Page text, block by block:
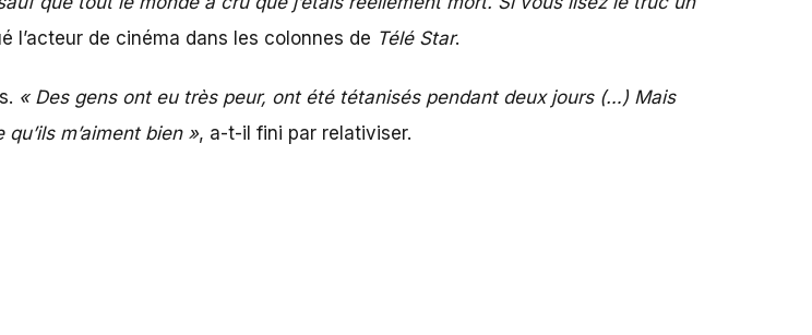
l’acteur de cinéma dans les colonnes de Télé Star.
« Des gens ont eu très peur, ont été tétanisés pendant deux jours (…) Mais
m’aiment bien », a-t-il fini par relativiser.